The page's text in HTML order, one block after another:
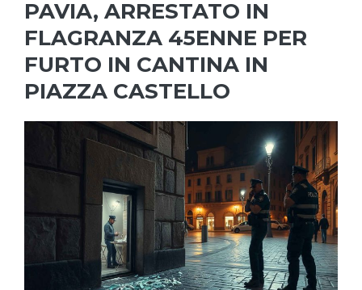
PAVIA, ARRESTATO IN
FLAGRANZA 45ENNE PER
FURTO IN CANTINA IN
PIAZZA CASTELLO